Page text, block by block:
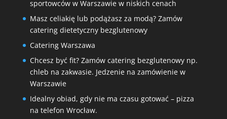
sportowców w Warszawie w niskich cenach
Masz celiakię lub podążasz za modą? Zamów
catering dietetyczny bezglutenowy
Catering Warszawa
Chcesz być fit? Zamów catering bezglutenowy np.
chleb na zakwasie. Jedzenie na zamówienie w
Warszawie
Idealny obiad, gdy nie ma czasu gotować – pizza
na telefon Wrocław.